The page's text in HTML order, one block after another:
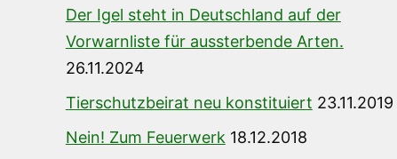
Der Igel steht in Deutschland auf der
Vorwarnliste für aussterbende Arten.
26.11.2024
Tierschutzbeirat neu konstituiert 23.11.2019
Nein! Zum Feuerwerk 18.12.2018